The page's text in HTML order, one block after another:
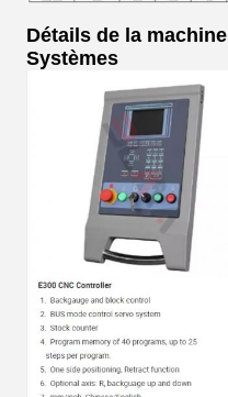
Détails de la machine
Systèmes